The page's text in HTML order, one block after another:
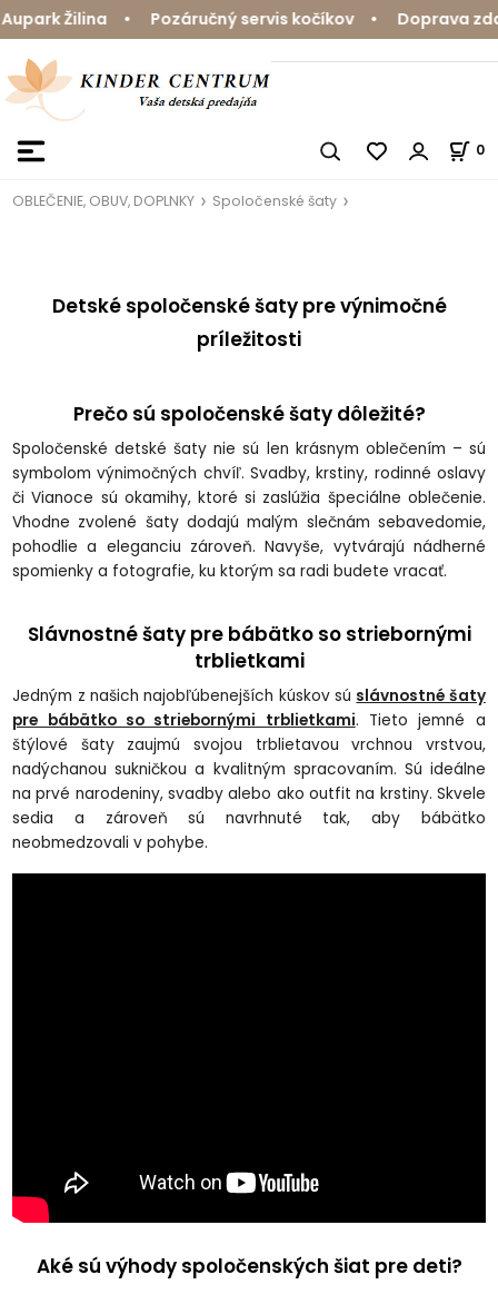
Žilina • Pozáručný servis kočíkov • Doprava
0
OBLEČENIE, OBUV, DOPLNKY Spoločenské šaty
Detské spoločenské šaty pre výnimočné
príležitosti
Prečo sú spoločenské šaty dôležité?
Spoločenské detské šaty nie sú len krásnym oblečením – sú
symbolom výnimočných chvíľ. Svadby, krstiny, rodinné oslavy
či Vianoce sú okamihy, ktoré si zaslúžia špeciálne oblečenie.
Vhodne zvolené šaty dodajú malým slečnám sebavedomie,
pohodlie a eleganciu zároveň. Navyše, vytvárajú nádherné
spomienky a fotografie, ku ktorým sa radi budete vracať.
Slávnostné šaty pre bábätko so striebornými
trblietkami
Jedným z našich najobľúbenejších kúskov sú slávnostné šaty
pre bábätko so striebornými trblietkami. Tieto jemné a
štýlové šaty zaujmú svojou trblietavou vrchnou vrstvou,
nadýchanou sukničkou a kvalitným spracovaním. Sú ideálne
na prvé narodeniny, svadby alebo ako outfit na krstiny. Skvele
sedia a zároveň sú navrhnuté tak, aby bábätko
neobmedzovali v pohybe.
Aké sú výhody spoločenských šiat pre deti?